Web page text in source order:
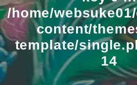
/home/
content/
template/
14